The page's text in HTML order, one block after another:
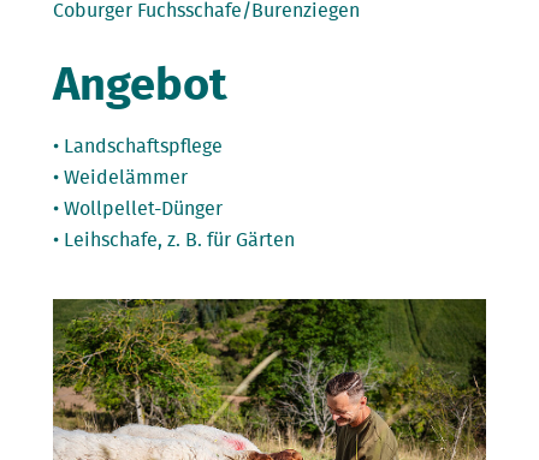
Coburger Fuchsschafe/Burenziegen
Angebot
• Landschaftspflege
• Weidelämmer
• Wollpellet-Dünger
• Leihschafe, z. B. für Gärten